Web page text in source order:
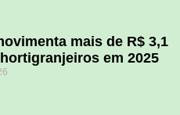
mais de R$ 3,1
em 2025